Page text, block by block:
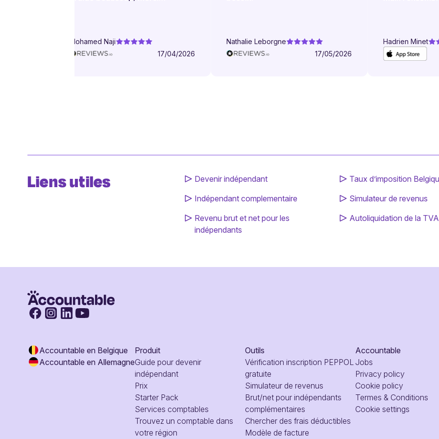
Mohamed Naji
17/04/2026
Nathalie Leborgne
17/05/2026
pour mes
prévoit toutes
Hadrien Minet
Liens utiles
Devenir indépendant
Indépendant complementaire
Revenu brut et net pour les
indépendants
Taux d’imposition
Simulateur de revenus
Autoliquidation de la TVA
Accountable en Belgique
Accountable en Allemagne
Produit
Guide pour devenir
indépendant
Prix
Starter Pack
Services comptables
Trouvez un comptable dans
votre région
Outils
Vérification inscription PEPPOL
gratuite
Simulateur de revenus
Brut/net pour indépendants
complémentaires
Chercher des frais déductibles
Modèle de facture
Accountable
Jobs
Privacy policy
Cookie policy
Termes & Conditions
Cookie settings